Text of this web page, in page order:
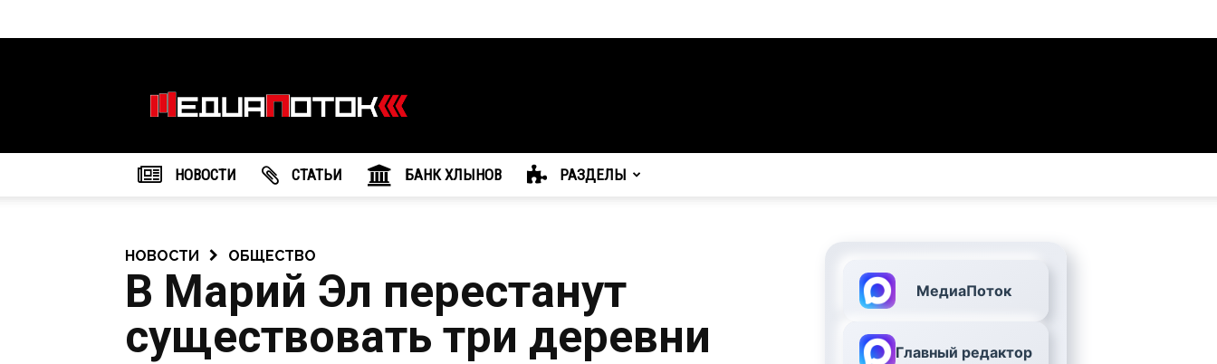
агентство
"МедиаПоток"
НОВОСТИ CТАТЬИ БАНК ХЛЫНОВ РАЗДЕЛЫ
НОВОСТИ ОБЩЕСТВО
В Марий Эл перестанут
существовать три деревни
МедиаПоток
Главный редактор